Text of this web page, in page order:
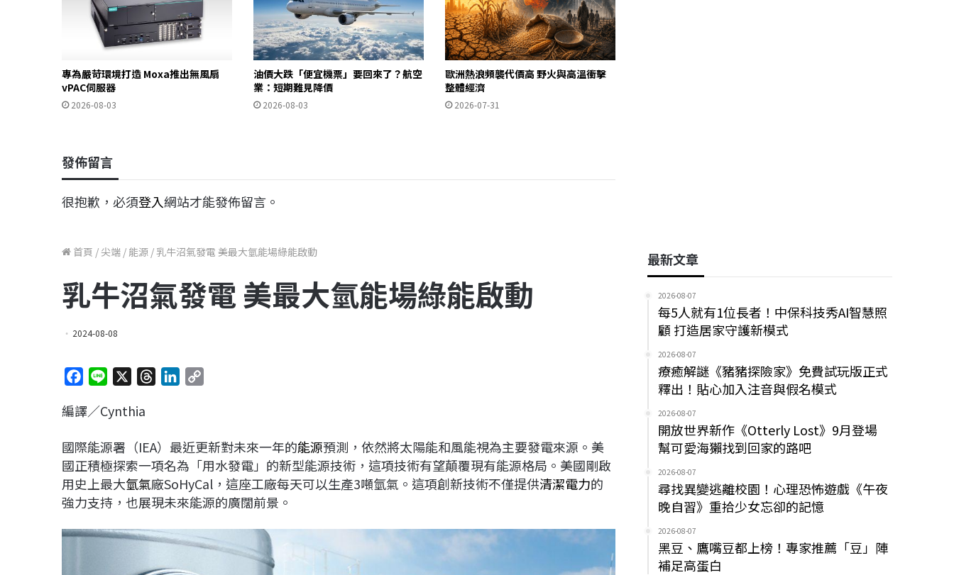
專為嚴苛環境打造 Moxa推出無風扇
vPAC伺服器
2026-08-03
油價大跌「便宜機票」要回來了？航空
業：短期難見降價
2026-08-03
歐洲熱浪頻襲代價高 野火與高溫衝擊
整體經濟
2026-07-31
發佈留言
很抱歉，必須登入網站才能發佈留言。